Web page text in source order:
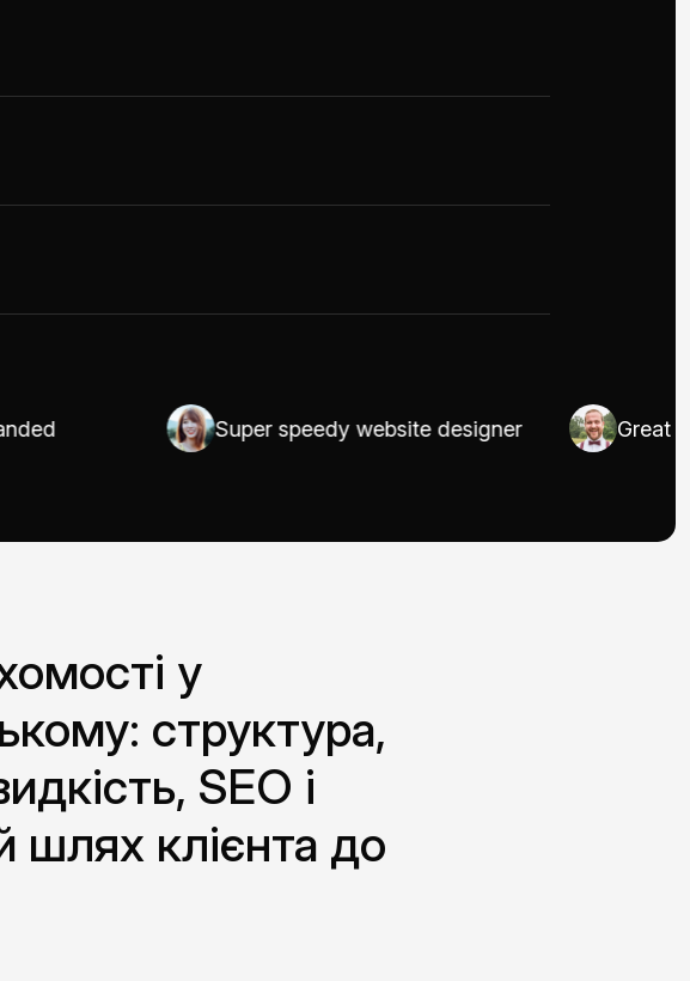
Super speedy website designer Great in UI/
у
структура,
SEO і
шлях клієнта до